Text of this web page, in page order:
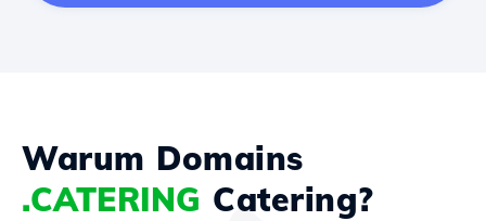
Warum Domains
.CATERING Catering?